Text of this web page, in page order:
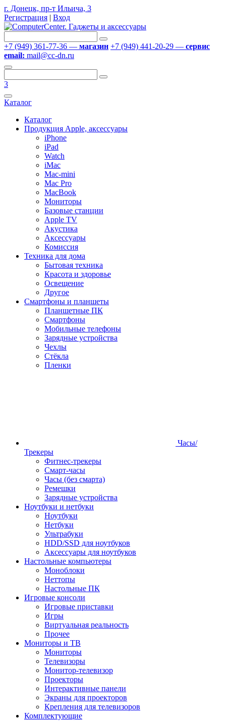
г. Донецк, пр-т Ильича, 3
Регистрация | Вход
+7 (949) 361-77-36 — магазин +7 (949) 441-20-29 — сервис
email: mail@cc-dn.ru
3
Каталог
Каталог
Продукция Apple, аксессуары
iPhone
iPad
Watch
iMac
Mac-mini
Mac Pro
MacBook
Мониторы
Базовые станции
Apple TV
Акустика
Аксессуары
Комиссия
Техника для дома
Бытовая техника
Красота и здоровье
Освещение
Другое
Смартфоны и планшеты
Планшетные ПК
Смартфоны
Мобильные телефоны
Зарядные устройства
Чехлы
Стёкла
Пленки
Часы/
Трекеры
Фитнес-трекеры
Смарт-часы
Часы (без смарта)
Ремешки
Зарядные устройства
Ноутбуки и нетбуки
Ноутбуки
Нетбуки
Ультрабуки
HDD/SSD для ноутбуков
Аксессуары для ноутбуков
Настольные компьютеры
Моноблоки
Неттопы
Настольные ПК
Игровые консоли
Игровые приставки
Игры
Виртуальная реальность
Прочее
Мониторы и ТВ
Мониторы
Телевизоры
Монитор-телевизор
Проекторы
Интерактивные панели
Экраны для проекторов
Крепления для телевизоров
Комплектующие